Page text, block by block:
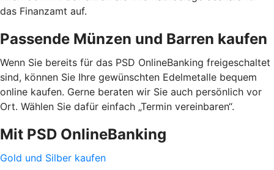
das Finanzamt auf.
Passende Münzen und Barren kaufen
Wenn Sie bereits für das PSD OnlineBanking freigeschaltet
sind, können Sie Ihre gewünschten Edelmetalle bequem
online kaufen. Gerne beraten wir Sie auch persönlich vor
Ort. Wählen Sie dafür einfach „Termin vereinbaren“.
Mit PSD OnlineBanking
Gold und Silber kaufen